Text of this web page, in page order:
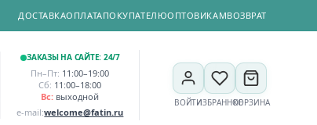
ДОСТАВКАОПЛАТАПОКУПАТЕЛЮОПТОВИКАМВОЗВРАТ
ЗАКАЗЫ НА САЙТЕ: 24/7
Пн–Пт: 11:00–19:00
Сб: 11:00–18:00
Вс: выходной
e-mail:welcome@fatin.ru
ВОЙТИИЗБРАННОЕКОРЗИНА